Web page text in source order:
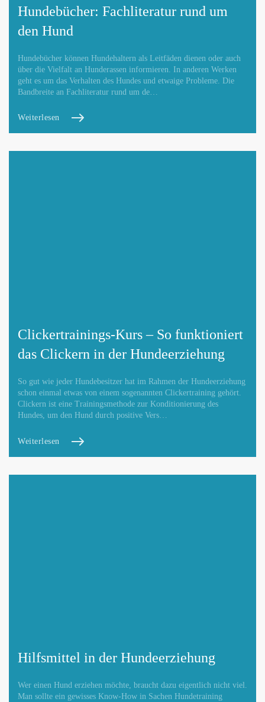
Hundebücher: Fachliteratur rund um
den Hund
Hundebücher können Hundehaltern als Leitfäden dienen oder auch
über die Vielfalt an Hunderassen informieren. In anderen Werken
geht es um das Verhalten des Hundes und etwaige Probleme. Die
Bandbreite an Fachliteratur rund um de…
Weiterlesen
Clickertrainings-Kurs – So funktioniert
das Clickern in der Hundeerziehung
So gut wie jeder Hundebesitzer hat im Rahmen der Hundeerziehung
schon einmal etwas von einem sogenannten Clickertraining gehört.
Clickern ist eine Trainingsmethode zur Konditionierung des
Hundes, um den Hund durch positive Vers…
Weiterlesen
Hilfsmittel in der Hundeerziehung
Wer einen Hund erziehen möchte, braucht dazu eigentlich nicht viel.
Man sollte ein gewisses Know-How in Sachen Hundetraining